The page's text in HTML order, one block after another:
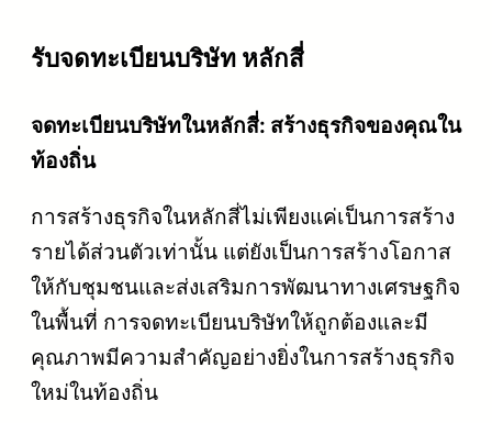
รับจดทะเบียนบริษัท หลักสี่
จดทะเบียนบริษัทในหลักสี่: สร้างธุรกิจของคุณใน
ท้องถิ่น
การสร้างธุรกิจในหลักสี่ไม่เพียงแค่เป็นการสร้าง
รายได้ส่วนตัวเท่านั้น แต่ยังเป็นการสร้างโอกาส
ให้กับชุมชนและส่งเสริมการพัฒนาทางเศรษฐกิจ
ในพื้นที่ การจดทะเบียนบริษัทให้ถูกต้องและมี
คุณภาพมีความสำคัญอย่างยิ่งในการสร้างธุรกิจ
ใหม่ในท้องถิ่น